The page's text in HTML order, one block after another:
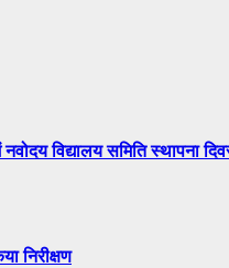
विद्यालय समिति स्थापना
निरीक्षण